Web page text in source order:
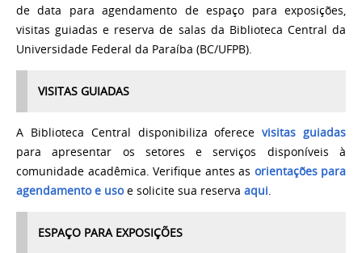
de data para agendamento de espaço para exposições,
visitas guiadas e reserva de salas da Biblioteca Central da
Universidade Federal da Paraíba (BC/UFPB).
VISITAS GUIADAS
A Biblioteca Central disponibiliza oferecevisitas guiadas
para apresentar os setores e serviços disponíveis à
comunidade acadêmica. Verifique antes as orientações para
agendamento e usoe solicite sua reserva aqui.
ESPAÇO PARA EXPOSIÇÕES